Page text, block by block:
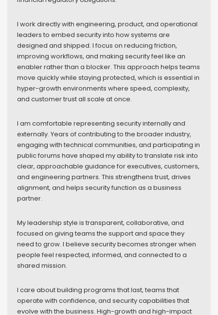
I work directly with engineering, product, and operational
leaders to embed security into how systems are
designed and shipped. I focus on reducing friction,
improving workflows, and making security feel like an
enabler rather than a blocker. This approach helps teams
move quickly while staying protected, which is essential in
hyper-growth environments where speed, complexity,
and customer trust all scale at once.
I am comfortable representing security internally and
externally. Years of contributing to the broader industry,
engaging with technical communities, and participating in
public forums have shaped my ability to translate risk into
clear, approachable guidance for executives, customers,
and engineering partners. This strengthens trust, drives
alignment, and helps security function as a business
partner.
My leadership style is transparent, collaborative, and
focused on giving teams the support and space they
need to grow. I believe security becomes stronger when
people feel respected, informed, and connected to a
shared mission.
I care about building programs that last, teams that
operate with confidence, and security capabilities that
evolve with the business. High-growth and high-impact